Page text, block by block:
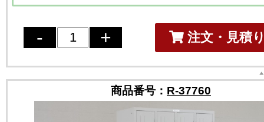
注文・見積
商品番号： R-37760